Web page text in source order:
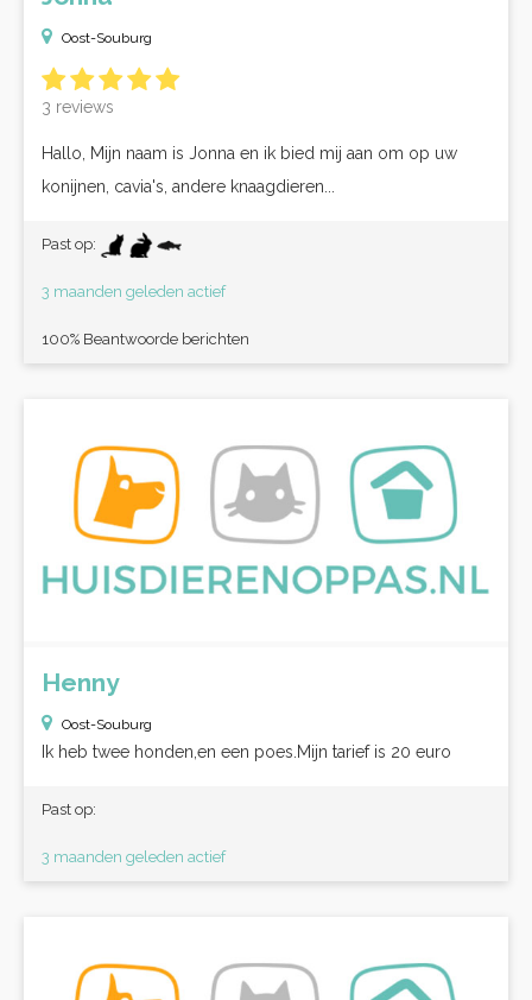
Oost-Souburg
3 reviews
Hallo, Mijn naam is Jonna en ik bied mij aan om op uw
konijnen, cavia's, andere knaagdieren...
Past op:
3 maanden geleden actief
100% Beantwoorde berichten
Henny
Oost-Souburg
Ik heb twee honden,en een poes.Mijn tarief is 20 euro
Past op:
3 maanden geleden actief